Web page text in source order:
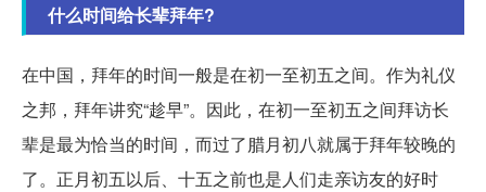
什么时间给长辈拜年?
在中国，拜年的时间一般是在初一至初五之间。作为礼仪
之邦，拜年讲究“趁早”。因此，在初一至初五之间拜访长
辈是最为恰当的时间，而过了腊月初八就属于拜年较晚的
了。正月初五以后、十五之前也是人们走亲访友的好时